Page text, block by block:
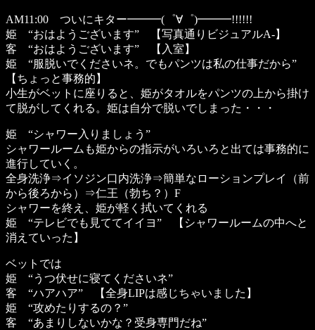
AM11:00 ついにキター━━━(゜∀゜)━━━!!!!!!
姫 “おはようございます” 【写真通りビジュアルA-】
客 “おはようございます” 【入室】
姫 “服脱いでくださいネ。でもパンツは私の仕事だから”
【ちょっと事務的】
小生がベットに座りると、姫がタオルをパンツの上から掛け
て脱がしてくれる。姫は自分で脱いでしまった・・・
姫 “シャワー入りましょう”
シャワールームも姫からの指示がいろいろと出ては事務的に
進行していく。
全身洗浄⇒イソジン口内洗浄⇒簡単なローションプレイ（前
から後ろから）⇒仁王（勃ち？）F
シャワーを終え、姫が軽く拭いてくれる
姫 “テレビでも見ててイイヨ” 【シャワールームの中へと
消えていった】
ベットでは
姫 “うつ伏せに寝てくださいネ”
客 “ハアハア” 【全身LIPは感じちゃいました】
姫 “攻めたりするの？”
客 “あまりしないかな？受身専門だね”